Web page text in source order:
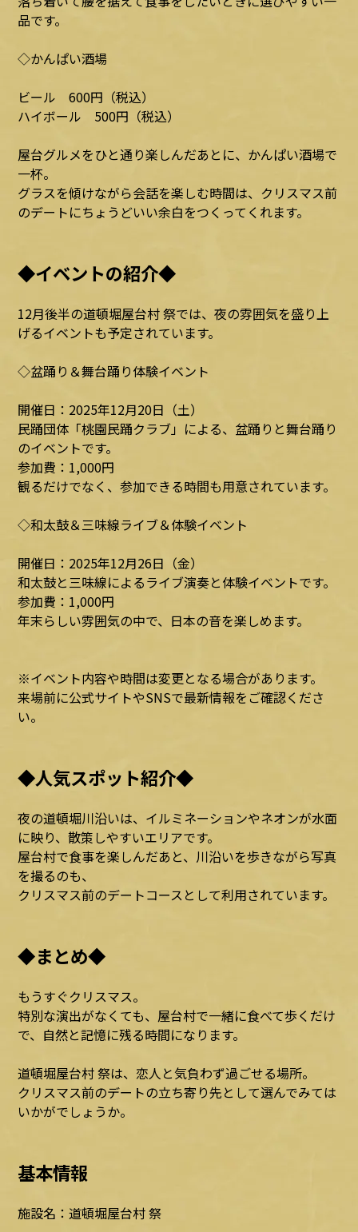
品です。
◇かんぱい酒場
ビール 600円（税込）
ハイボール 500円（税込）
屋台グルメをひと通り楽しんだあとに、かんぱい酒場で
一杯。
グラスを傾けながら会話を楽しむ時間は、クリスマス前
のデートにちょうどいい余白をつくってくれます。
◆イベントの紹介◆
12月後半の道頓堀屋台村 祭では、夜の雰囲気を盛り上
げるイベントも予定されています。
◇盆踊り＆舞台踊り体験イベント
開催日：2025年12月20日（土）
民踊団体「桃園民踊クラブ」による、盆踊りと舞台踊り
のイベントです。
参加費：1,000円
観るだけでなく、参加できる時間も用意されています。
◇和太鼓＆三味線ライブ＆体験イベント
開催日：2025年12月26日（金）
和太鼓と三味線によるライブ演奏と体験イベントです。
参加費：1,000円
年末らしい雰囲気の中で、日本の音を楽しめます。
※イベント内容や時間は変更となる場合があります。
来場前に公式サイトやSNSで最新情報をご確認くださ
い。
◆人気スポット紹介◆
夜の道頓堀川沿いは、イルミネーションやネオンが水面
に映り、散策しやすいエリアです。
屋台村で食事を楽しんだあと、川沿いを歩きながら写真
を撮るのも、
クリスマス前のデートコースとして利用されています。
◆まとめ◆
もうすぐクリスマス。
特別な演出がなくても、屋台村で一緒に食べて歩くだけ
で、自然と記憶に残る時間になります。
道頓堀屋台村 祭は、恋人と気負わず過ごせる場所。
クリスマス前のデートの立ち寄り先として選んでみては
いかがでしょうか。
基本情報
施設名：道頓堀屋台村 祭